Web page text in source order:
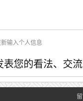
输入个人信息
您的看法、交